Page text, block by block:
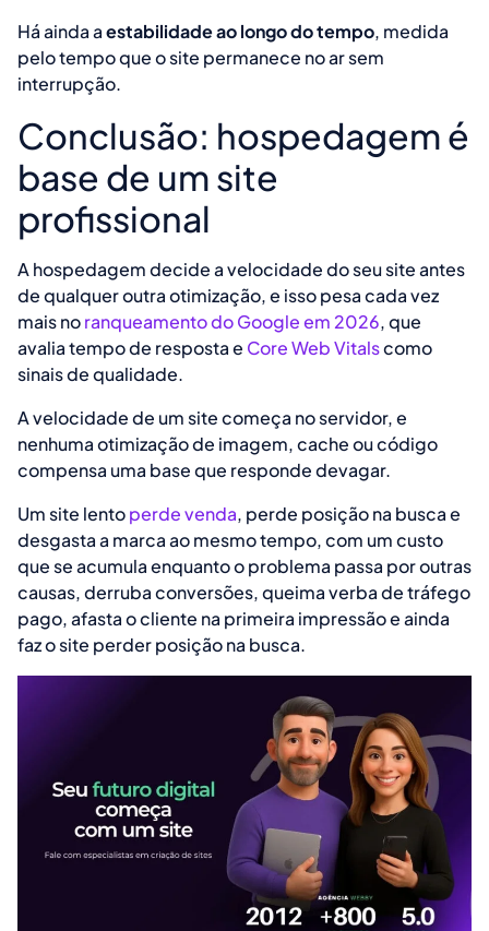
Há ainda aestabilidade ao longo do tempo, medida
pelo tempo que o site permanece no ar sem
interrupção.
Conclusão: hospedagem é
base de um site
profissional
A hospedagem decide a velocidade do seu site antes
de qualquer outra otimização, e isso pesa cada vez
mais noranqueamento do Google em 2026, que
avalia tempo de resposta e Core Web Vitalscomo
sinais de qualidade.
A velocidade de um site começa no servidor, e
nenhuma otimização de imagem, cache ou código
compensa uma base que responde devagar.
Um site lentoperde venda, perde posição na busca e
desgasta a marca ao mesmo tempo, com um custo
que se acumula enquanto o problema passa por outras
causas, derruba conversões, queima verba de tráfego
pago, afasta o cliente na primeira impressão e ainda
faz o site perder posição na busca.